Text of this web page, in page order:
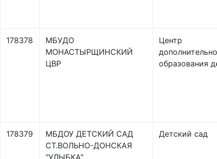
178378
МБУДО
МОНАСТЫРЩИНСКИЙ
ЦВР
Центр
образования
178379
МБДОУ ДЕТСКИЙ САД
СТ.ВОЛЬНО-ДОНСКАЯ
"УЛЫБКА"
Детский сад